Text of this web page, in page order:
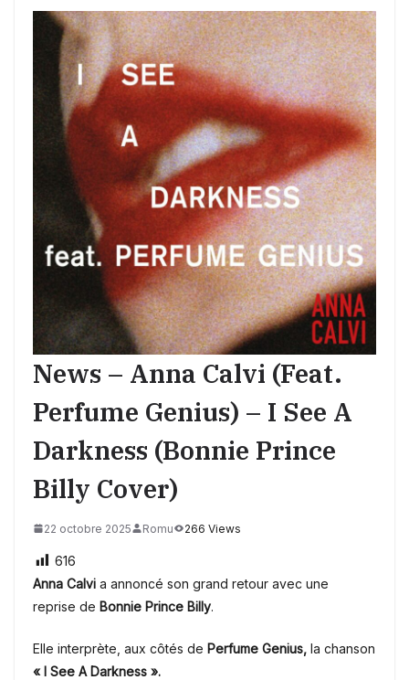
News – Anna Calvi (feat.
Perfume Genius) – I See A
Darkness (Bonnie Prince
Billy Cover)
22 octobre 2025 Romu 266 Views
616
Anna Calvi a annoncé son grand retour avec une
reprise de Bonnie Prince Billy.
Elle interprète, aux côtés de Perfume Genius, la chanson
« I See A Darkness ».